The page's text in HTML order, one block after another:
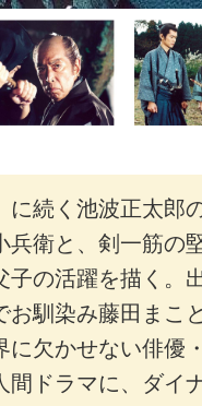
に続く池波正太郎
衛と、剣一筋の
の活躍を描く。
馴染み藤田まこ
欠かせない俳優
ドラマに、ダイ